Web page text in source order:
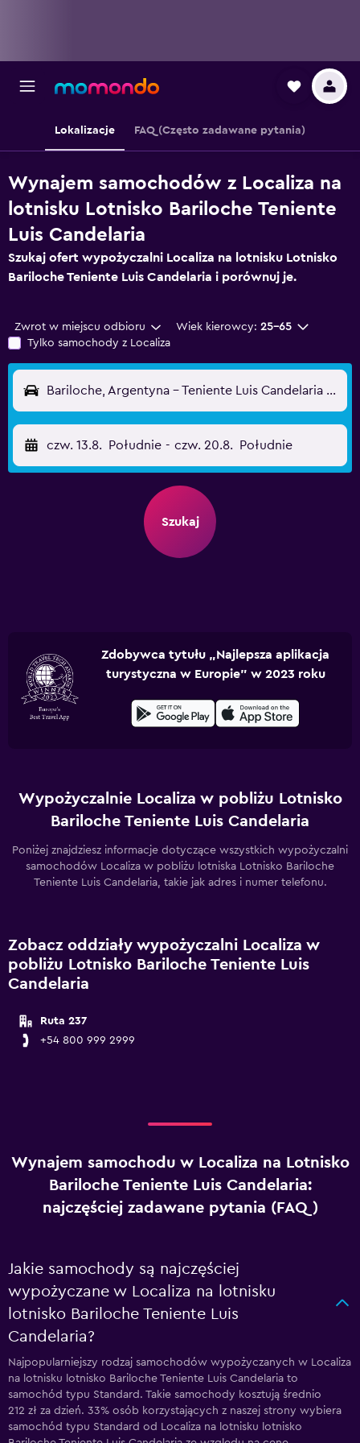
Lokalizacje FAQ (Często zadawane pytania)
Wynajem samochodów z Localiza na
lotnisku Lotnisko Bariloche Teniente
Luis Candelaria
Szukaj ofert wypożyczalni Localiza na lotnisku Lotnisko
Bariloche Teniente Luis Candelaria i porównuj je.
Zwrot w miejscu odbioru Wiek kierowcy: 25-65
Tylko samochody z Localiza
Bariloche, Argentyna - Teniente Luis Candelaria (BRC)
czw. 13.8. Południe - czw. 20.8. Południe
Szukaj
Zdobywca tytułu „Najlepsza aplikacja
turystyczna w Europie” w 2023 roku
Wypożyczalnie Localiza w pobliżu Lotnisko
Bariloche Teniente Luis Candelaria
Poniżej znajdziesz informacje dotyczące wszystkich wypożyczalni
samochodów Localiza w pobliżu lotniska Lotnisko Bariloche
Teniente Luis Candelaria, takie jak adres i numer telefonu.
Zobacz oddziały wypożyczalni Localiza w
pobliżu Lotnisko Bariloche Teniente Luis
Candelaria
Ruta 237
+54 800 999 2999
Wynajem samochodu w Localiza na Lotnisko
Bariloche Teniente Luis Candelaria:
najczęściej zadawane pytania (FAQ)
Jakie samochody są najczęściej
wypożyczane w Localiza na lotnisku
lotnisko Bariloche Teniente Luis
Candelaria?
Najpopularniejszy rodzaj samochodów wypożyczanych w Localiza
na lotnisku lotnisko Bariloche Teniente Luis Candelaria to
samochód typu Standard. Takie samochody kosztują średnio
212 zł za dzień. 33% osób korzystających z naszej strony wybiera
samochód typu Standard od Localiza na lotnisku lotnisko